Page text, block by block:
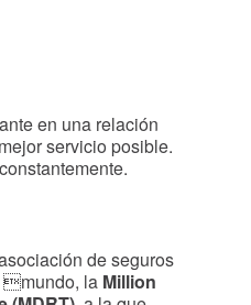
en una relación
servicio posible.
de seguros
mundo, la Million